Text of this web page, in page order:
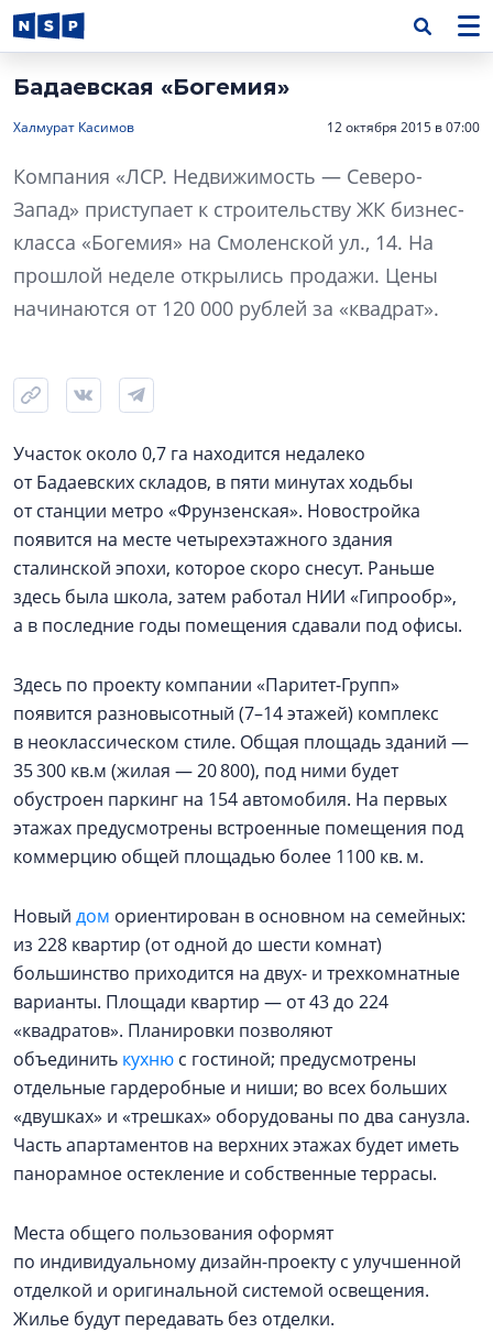
Бадаевская «Богемия»
Халмурат Касимов 12 октября 2015 в 07:00
Компания «ЛСР. Недвижимость — Северо-
Запад» приступает к строительству ЖК бизнес-
класса «Богемия» на Смоленской ул., 14. На
прошлой неделе открылись продажи. Цены
начинаются от 120 000 рублей за «квадрат».
Участок около 0,7 га находится недалеко
от Бадаевских складов, в пяти минутах ходьбы
от станции метро «Фрунзенская». Новостройка
появится на месте четырехэтажного здания
сталинской эпохи, которое скоро снесут. Раньше
здесь была школа, затем работал НИИ «Гипрообр»,
а в последние годы помещения сдавали под офисы.
Здесь по проекту компании «Паритет-Групп»
появится разновысотный (7–14 этажей) комплекс
в неоклассическом стиле. Общая площадь зданий —
35 300 кв.м (жилая — 20 800), под ними будет
обустроен паркинг на 154 автомобиля. На первых
этажах предусмотрены встроенные помещения под
коммерцию общей площадью более 1100 кв. м.
Новый дом ориентирован в основном на семейных:
из 228 квартир (от одной до шести комнат)
большинство приходится на двух- и трехкомнатные
варианты. Площади квартир — от 43 до 224
«квадратов». Планировки позволяют
объединить кухню с гостиной; предусмотрены
отдельные гардеробные и ниши; во всех больших
«двушках» и «трешках» оборудованы по два санузла.
Часть апартаментов на верхних этажах будет иметь
панорамное остекление и собственные террасы.
Места общего пользования оформят
по индивидуальному дизайн-проекту с улучшенной
отделкой и оригинальной системой освещения.
Жилье будут передавать без отделки.